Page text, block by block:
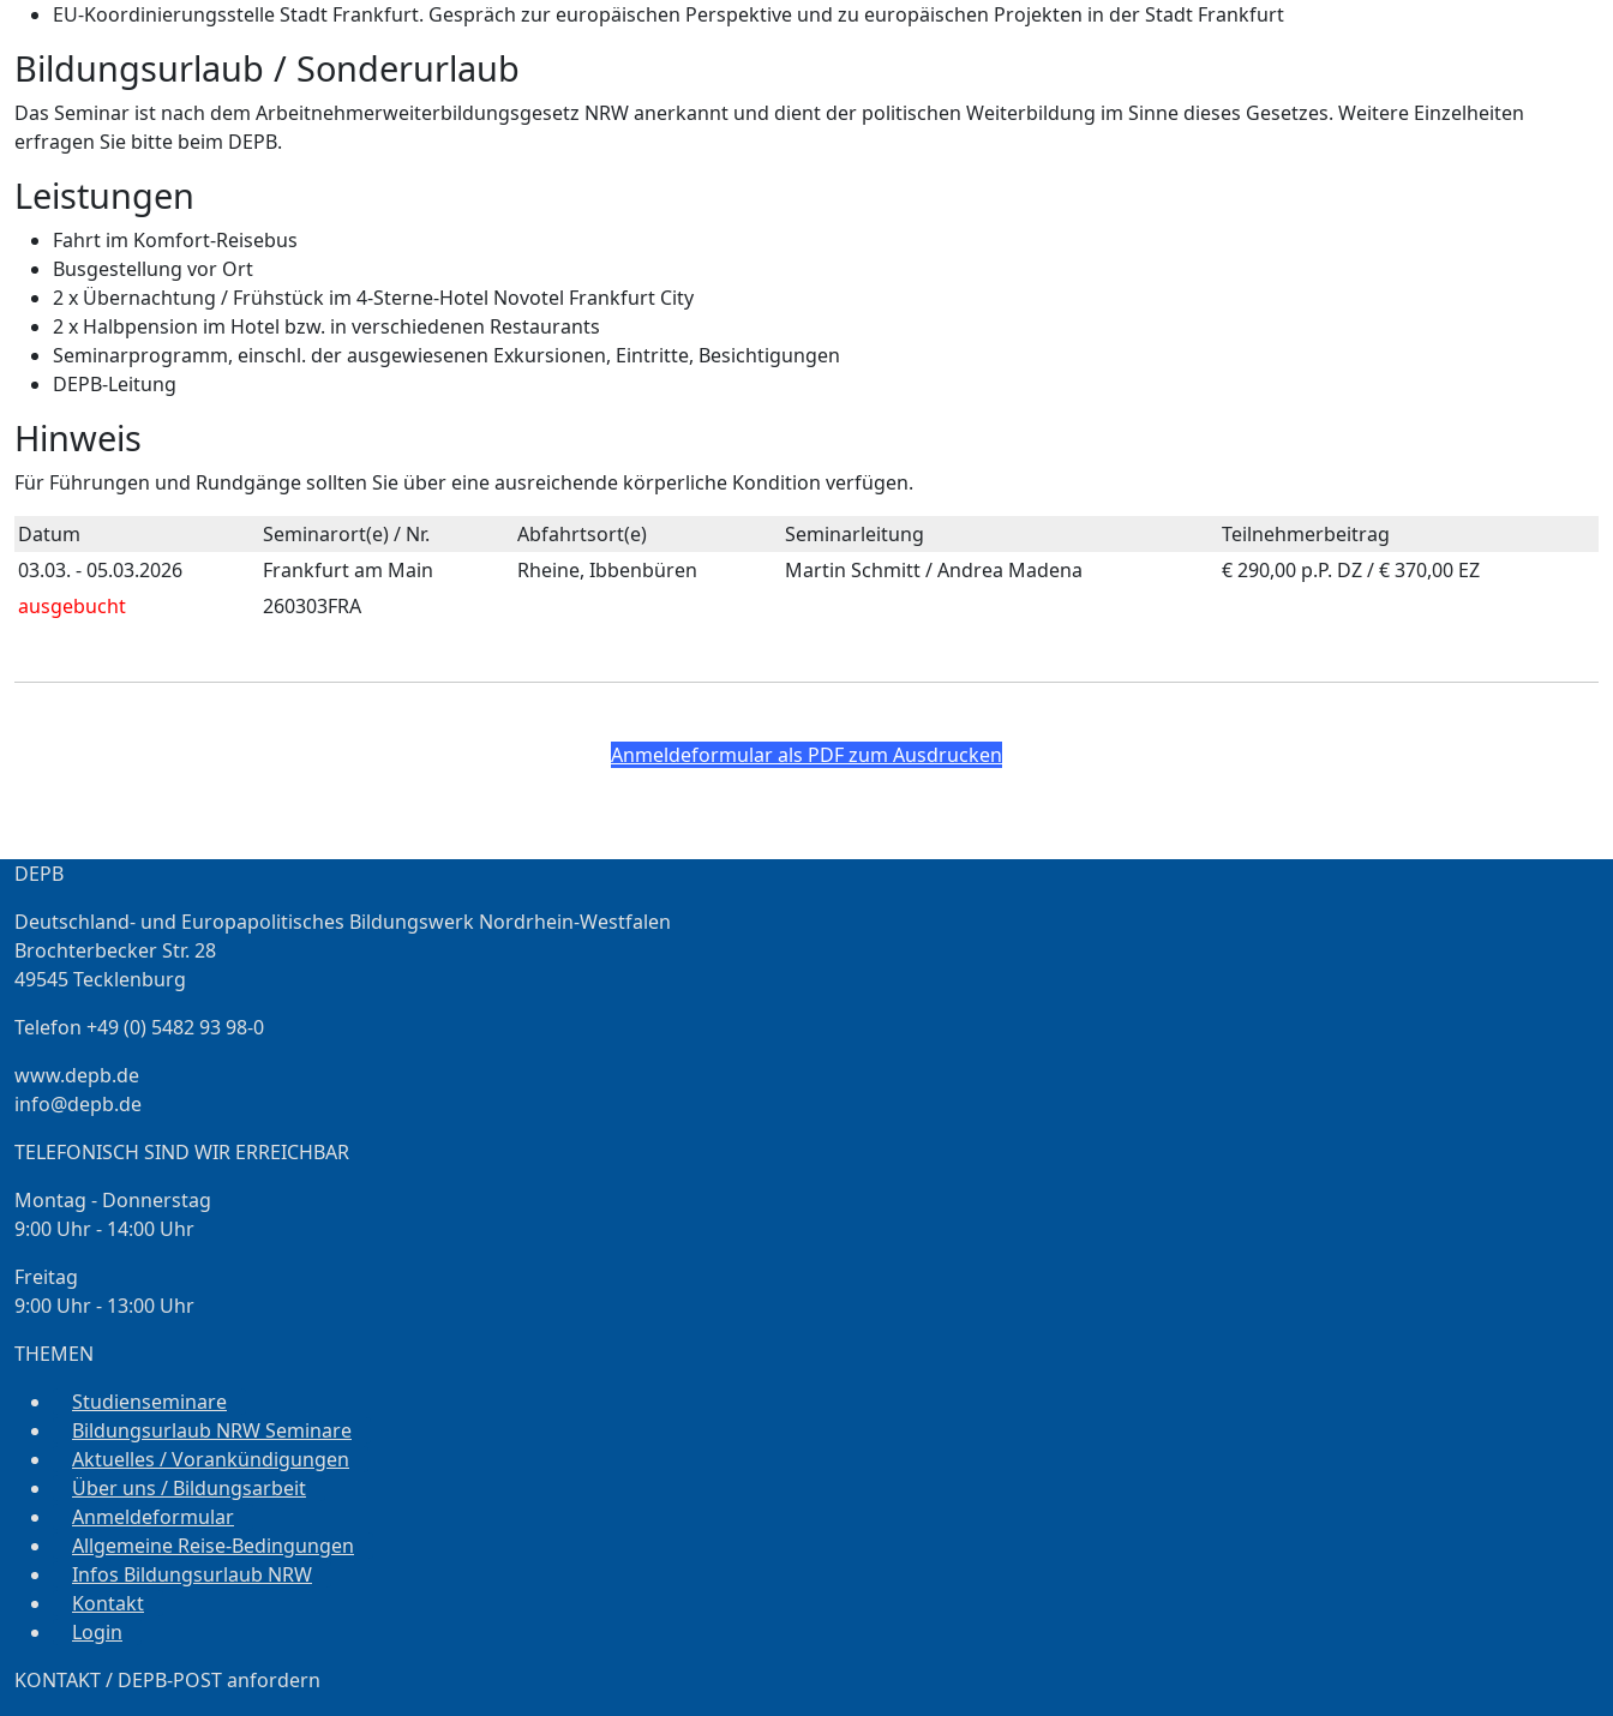
EU-Koordinierungsstelle Stadt Frankfurt. Gespräch zur europäischen Perspektive und zu europäischen Projekten in der Stadt Frankfurt
Bildungsurlaub / Sonderurlaub
Das Seminar ist nach dem Arbeitnehmerweiterbildungsgesetz NRW anerkannt und dient der politischen Weiterbildung im Sinne dieses Gesetzes. Weitere Einzelheiten
erfragen Sie bitte beim DEPB.
Leistungen
Fahrt im Komfort-Reisebus
Busgestellung vor Ort
2 x Übernachtung / Frühstück im 4-Sterne-Hotel Novotel Frankfurt City
2 x Halbpension im Hotel bzw. in verschiedenen Restaurants
Seminarprogramm, einschl. der ausgewiesenen Exkursionen, Eintritte, Besichtigungen
DEPB-Leitung
Hinweis
Für Führungen und Rundgänge sollten Sie über eine ausreichende körperliche Kondition verfügen.
Datum
Seminarort(e) / Nr. Abfahrtsort(e) Seminarleitung
Teilnehmerbeitrag
03.03. - 05.03.2026
Frankfurt am Main Rheine, Ibbenbüren Martin Schmitt / Andrea Madena
€ 290,00 p.P. DZ / € 370,00 EZ
ausgebucht
260303FRA
Anmeldeformular als PDF zum Ausdrucken
DEPB
Deutschland- und Europapolitisches Bildungswerk Nordrhein-Westfalen
Brochterbecker Str. 28
49545 Tecklenburg
Telefon +49 (0) 5482 93 98-0
www.depb.de
info@depb.de
TELEFONISCH SIND WIR ERREICHBAR
Montag - Donnerstag
9:00 Uhr - 14:00 Uhr
Freitag
9:00 Uhr - 13:00 Uhr
THEMEN
Studienseminare
Bildungsurlaub NRW Seminare
Aktuelles / Vorankündigungen
Über uns / Bildungsarbeit
Anmeldeformular
Allgemeine Reise-Bedingungen
Infos Bildungsurlaub NRW
Kontakt
Login
KONTAKT / DEPB-POST anfordern